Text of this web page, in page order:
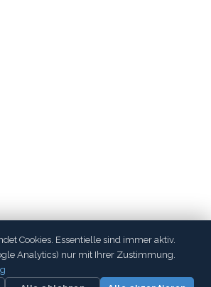
Cookies. Essentielle sind immer aktiv.
Analytics) nur mit Ihrer Zustimmung.